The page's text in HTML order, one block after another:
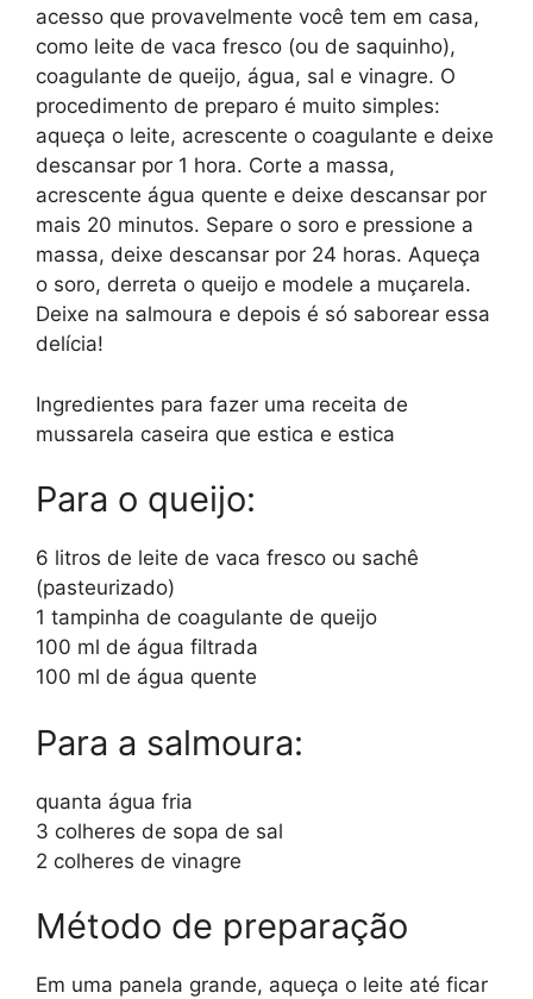
acesso que provavelmente você tem em casa,
como leite de vaca fresco (ou de saquinho),
coagulante de queijo, água, sal e vinagre. O
procedimento de preparo é muito simples:
aqueça o leite, acrescente o coagulante e deixe
descansar por 1 hora. Corte a massa,
acrescente água quente e deixe descansar por
mais 20 minutos. Separe o soro e pressione a
massa, deixe descansar por 24 horas. Aqueça
o soro, derreta o queijo e modele a muçarela.
Deixe na salmoura e depois é só saborear essa
delícia!
Ingredientes para fazer uma receita de
mussarela caseira que estica e estica
Para o queijo:
6 litros de leite de vaca fresco ou sachê
(pasteurizado)
1 tampinha de coagulante de queijo
100 ml de água filtrada
100 ml de água quente
Para a salmoura:
quanta água fria
3 colheres de sopa de sal
2 colheres de vinagre
Método de preparação
Em uma panela grande, aqueça o leite até ficar